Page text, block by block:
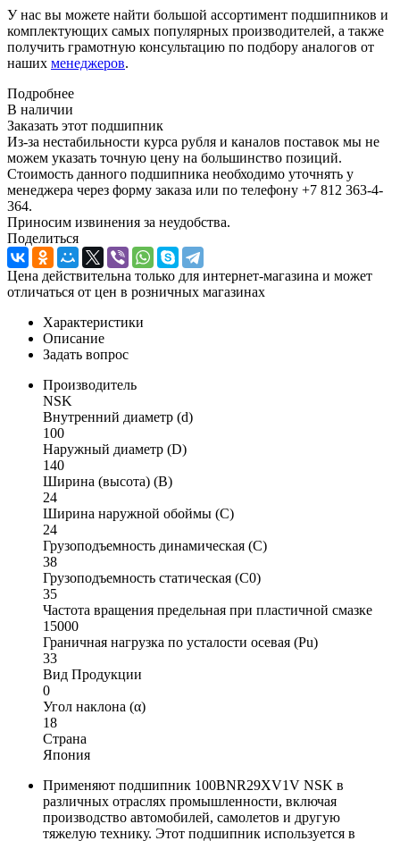
У нас вы можете найти большой ассортимент подшипников и
комплектующих самых популярных производителей, а также
получить грамотную консультацию по подбору аналогов от
наших менеджеров.
Подробнее
В наличии
Заказать этот подшипник
Из-за нестабильности курса рубля и каналов поставок мы не
можем указать точную цену на большинство позиций.
Стоимость данного подшипника необходимо уточнять у
менеджера через форму заказа или по телефону +7 812 363-4-
364.
Приносим извинения за неудобства.
Поделиться
Цена действительна только для интернет-магазина и может
отличаться от цен в розничных магазинах
Характеристики
Описание
Задать вопрос
Производитель
NSK
Внутренний диаметр (d)
100
Наружный диаметр (D)
140
Ширина (высота) (B)
24
Ширина наружной обоймы (C)
24
Грузоподъемность динамическая (C)
38
Грузоподъемность статическая (C0)
35
Частота вращения предельная при пластичной смазке
15000
Граничная нагрузка по усталости осевая (Pu)
33
Вид Продукции
0
Угол наклона (α)
18
Страна
Япония
Применяют подшипник 100BNR29XV1V NSK в
различных отраслях промышленности, включая
производство автомобилей, самолетов и другую
тяжелую технику. Этот подшипник используется в